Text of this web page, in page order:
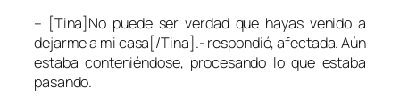
– [Tina]No puede ser verdad que hayas venido a
dejarme a mi casa[/Tina].- respondió, afectada. Aún
estaba conteniéndose, procesando lo que estaba
pasando.